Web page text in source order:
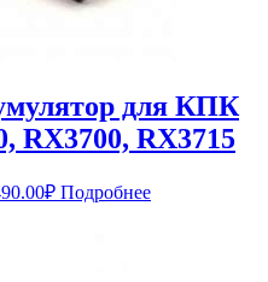
для КПК
RX3700, RX3715
₽Текущая
Подробнее